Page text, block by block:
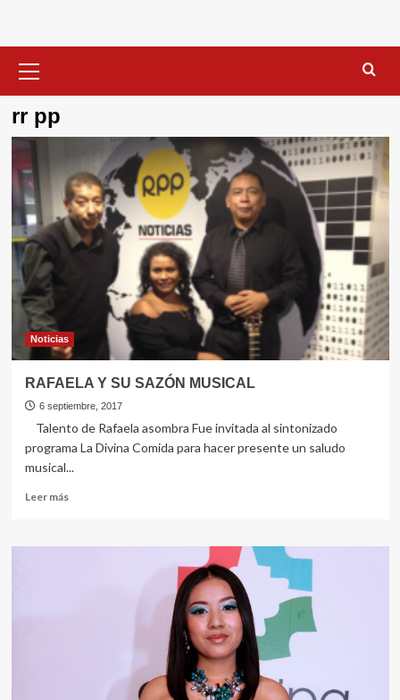
primario
rr pp
Noticias
RAFAELA Y SU SAZÓN MUSICAL
6 septiembre, 2017
Talento de Rafaela asombra Fue invitada al sintonizado
programa La Divina Comida para hacer presente un saludo
musical...
Leer másLeer
RAFAELA